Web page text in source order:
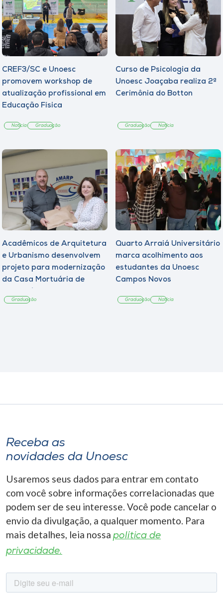
CREF3/SC e Unoesc
promovem workshop de
atualização profissional em
Educação Física
Notícia Graduação
Curso de Psicologia da
Unoesc Joaçaba realiza 2ª
Cerimônia do Botton
Graduação Notícia
Acadêmicos de Arquitetura
e Urbanismo desenvolvem
projeto para modernização
da Casa Mortuária de
Graduação
Quarto Arraiá Universitário
marca acolhimento aos
estudantes da Unoesc
Campos Novos
Graduação Notícia
Receba as
novidades da Unoesc
Usaremos seus dados para entrar em contato
com você sobre informações correlacionadas que
podem ser de seu interesse. Você pode cancelar o
envio da divulgação, a qualquer momento. Para
mais detalhes, leia nossa política de
privacidade.